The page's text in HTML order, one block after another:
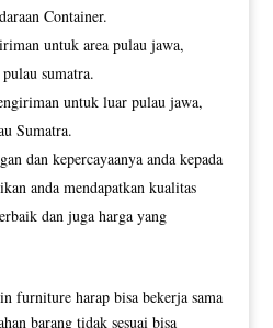
Container.
untuk area pulau jawa,
sumatra.
untuk luar pulau jawa,
Sumatra.
dan kepercayaanya anda kepada
anda mendapatkan kualitas
dan juga harga yang
furniture harap bisa bekerja sama
barang tidak sesuai bisa